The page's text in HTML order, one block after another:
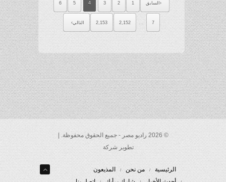
السابق 1
2
3
4
5
6
7
2,152
2,153 التالي
© 2026 راديو مصر - جميع الحقوق محفوظة. |
تطوير شركة
الرئيسية من نحن
المذيعون